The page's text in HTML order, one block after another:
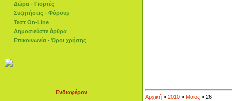
Δώρα - Γιορτές
Συζητήσεις - Φόρουμ
Τεστ On-Line
Δημοσιεύστε άρθρα
Επικοινωνία - Όροι χρήσης
Ενδιαφέρον
Αρχική » 2010 » Μάιος » 26